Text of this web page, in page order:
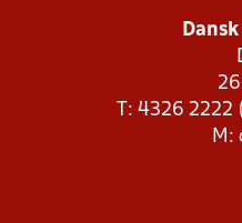
T: 4326
M: